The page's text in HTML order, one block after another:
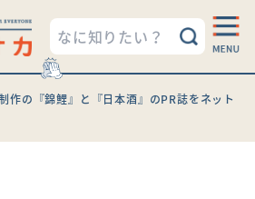
作の『錦鯉』と『日本酒』のPR誌をネット